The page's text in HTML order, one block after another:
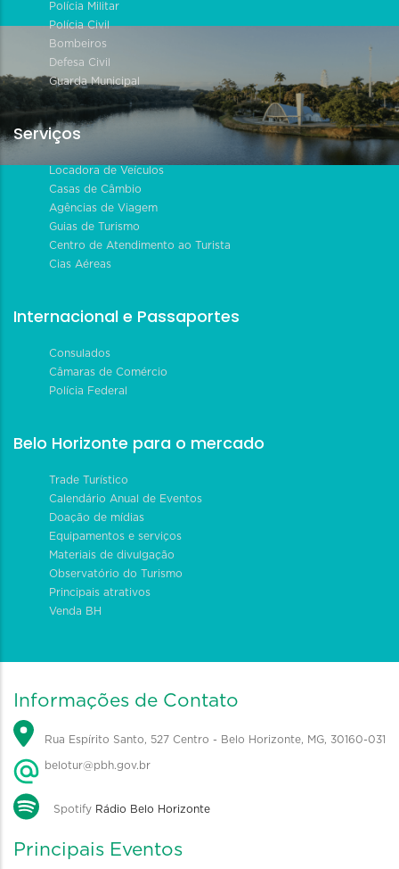
Polícia Militar
Polícia Civil
Bombeiros
Defesa Civil
Guarda Municipal
Serviços
Locadora de Veículos
Casas de Câmbio
Agências de Viagem
Guias de Turismo
Centro de Atendimento ao Turista
Cias Aéreas
Internacional e Passaportes
Consulados
Câmaras de Comércio
Polícia Federal
Belo Horizonte para o mercado
Trade Turístico
Calendário Anual de Eventos
Doação de mídias
Equipamentos e serviços
Materiais de divulgação
Observatório do Turismo
Principais atrativos
Venda BH
Informações de Contato
Rua Espírito Santo, 527 Centro - Belo Horizonte, MG, 30160-031
belotur@pbh.gov.br
Spotify Rádio Belo Horizonte
Principais Eventos